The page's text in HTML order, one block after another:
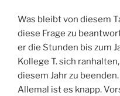
Was bleibt von diesem
diese Frage zu
er die Stunden bis zum
Kollege T. sich
diesem Jahr zu
Allemal ist es knapp.